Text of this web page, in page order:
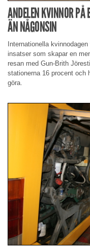
ANDELEN KVINNOR PÅ
ÄN NÅGONSIN
Internationella
insatser som skapar en
resan med Gun-Brith
stationerna 16 procent och
göra.